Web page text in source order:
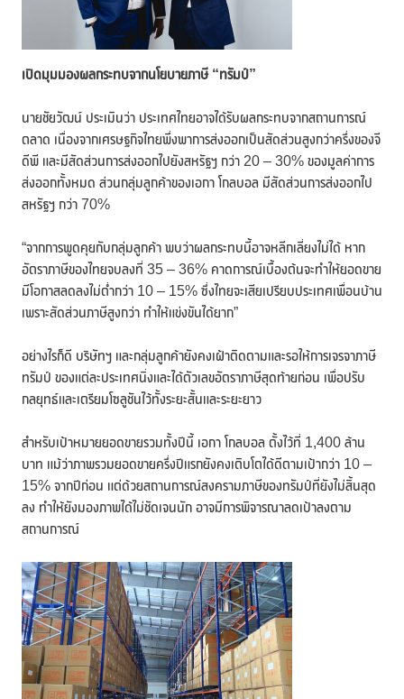
เปิดมุมมองผลกระทบจากนโยบายภาษี “ทรัมป์”
นายชัยวัฒน์ ประเมินว่า ประเทศไทยอาจได้รับผลกระทบจากสถานการณ์
ตลาด เนื่องจากเศรษฐกิจไทยพึ่งพาการส่งออกเป็นสัดส่วนสูงกว่าครึ่งของจี
ดีพี และมีสัดส่วนการส่งออกไปยังสหรัฐฯ กว่า 20 – 30% ของมูลค่าการ
ส่งออกทั้งหมด ส่วนกลุ่มลูกค้าของเอกา โกลบอล มีสัดส่วนการส่งออกไป
สหรัฐฯ กว่า 70%
“จากการพูดคุยกับกลุ่มลูกค้า พบว่าผลกระทบนี้อาจหลีกเลี่ยงไม่ได้ หาก
อัตราภาษีของไทยจบลงที่ 35 – 36% คาดการณ์เบื้องต้นจะทำให้ยอดขาย
มีโอกาสลดลงไม่ต่ำกว่า 10 – 15% ซึ่งไทยจะเสียเปรียบประเทศเพื่อนบ้าน
เพราะสัดส่วนภาษีสูงกว่า ทำให้แข่งขันได้ยาก”
อย่างไรก็ดี บริษัทฯ และกลุ่มลูกค้ายังคงเฝ้าติดตามและรอให้การเจรจาภาษี
ทรัมป์ ของแต่ละประเทศนิ่งและได้ตัวเลขอัตราภาษีสุดท้ายก่อน เพื่อปรับ
กลยุทธ์และเตรียมโซลูชันไว้ทั้งระยะสั้นและระยะยาว
สำหรับเป้าหมายยอดขายรวมทั้งปีนี้ เอกา โกลบอล ตั้งไว้ที่ 1,400 ล้าน
บาท แม้ว่าภาพรวมยอดขายครึ่งปีแรกยังคงเติบโตได้ดีตามเป้ากว่า 10 –
15% จากปีก่อน แต่ด้วยสถานการณ์สงครามภาษีของทรัมป์ที่ยังไม่สิ้นสุด
ลง ทำให้ยังมองภาพได้ไม่ชัดเจนนัก อาจมีการพิจารณาลดเป้าลงตาม
สถานการณ์